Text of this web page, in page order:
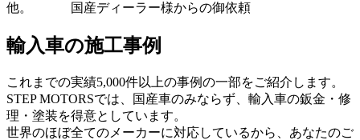
他。 国産ディーラー様からの御依頼
輸入車の施工事例
これまでの実績5,000件以上の事例の一部をご紹介します。
STEP MOTORSでは、国産車のみならず、輸入車の鈑金・修
理・塗装を得意としています。
世界のほぼ全てのメーカーに対応しているから、あなたのご